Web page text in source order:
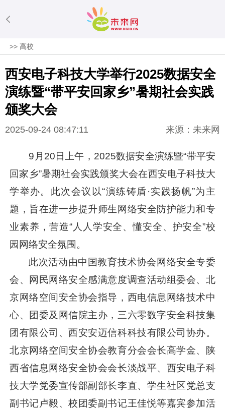
>>高校
西安电子科技大学举行2025数据安全
演练暨“带平安回家乡”暑期社会实践
颁奖大会
2025-09-24 08:47:11 来源：未来网
9月20日上午，2025数据安全演练暨“带平安
回家乡”暑期社会实践颁奖大会在西安电子科技大
学举办。此次会议以“演练铸盾·实践扬帆”为主
题，旨在进一步提升师生网络安全防护能力和专
业素养，营造“人人学安全、懂安全、护安全”校
园网络安全氛围。
此次活动由中国教育技术协会网络安全专委
会、网民网络安全感满意度调查活动组委会、北
京网络空间安全协会指导，西电信息网络技术中
心、团委及网信院主办，三六零数字安全科技集
团有限公司、西安安迈信科科技有限公司协办。
北京网络空间安全协会教育分会会长高学金、陕
西省信息网络安全协会会长淡战平、西安电子科
技大学党委宣传部副部长李直、学生社区党总支
副书记卢毅、校团委副书记王佳悦等嘉宾参加活